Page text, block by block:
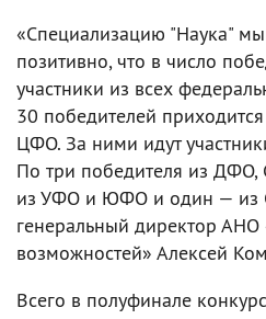
«Специализацию "Наука"
позитивно, что в число
участники из всех
30 победителей
ЦФО. За ними идут
По три победителя из
из УФО и ЮФО и один — из
генеральный директор АНО
возможностей» Алексей
Всего в полуфинале